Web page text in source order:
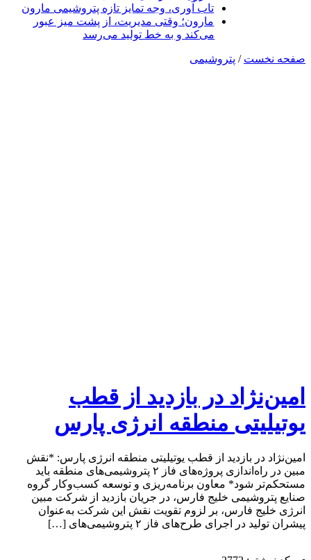
تاب آوری، وجه تمایز تازه پتروشیمی مارون
مارون؛ وقتی مدیریت، از پشت میز عبور
می‌کند و به خط تولید می‌رسد
صفحه نخست / پتروشیمی
امین‌نژاد در بازدید از قطب
یوتیلیتی منطقه انرژی پارس
امین‌نژاد در بازدید از قطب یوتیلیتی منطقه انرژی پارس: *نقش
مبین در راه‌اندازی پروژه‌های فاز ۲ پتروشیمی‌های منطقه باید
مستحکم‌تر شود* معاون برنامه‌ریزی و توسعه کسب‌وکار گروه
صنایع پتروشیمی خلیج فارس، در جریان بازدید از شرکت مبین
انرژی خلیج فارس، بر لزوم تقویت نقش این شرکت به‌عنوان
پیشران تولید در اجرای طرح‌های فاز ۲ پتروشیمی‌های […]